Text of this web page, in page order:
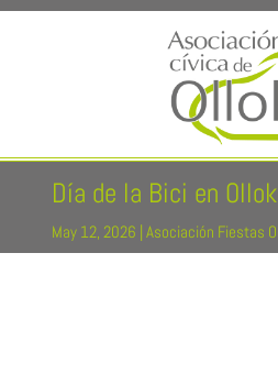
Día de la Bici en
May 12, 2026 Asociación Fiestas